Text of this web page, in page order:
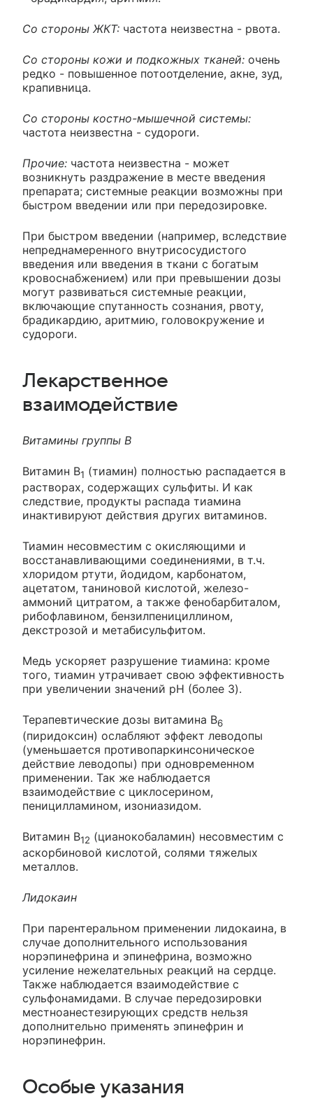
Со стороны ЖКТ: частота неизвестна - рвота.
Со стороны кожи и подкожных тканей: очень
редко - повышенное потоотделение, акне, зуд,
крапивница.
Со стороны костно-мышечной системы:
частота неизвестна - судороги.
Прочие: частота неизвестна - может
возникнуть раздражение в месте введения
препарата; системные реакции возможны при
быстром введении или при передозировке.
При быстром введении (например, вследствие
непреднамеренного внутрисосудистого
введения или введения в ткани с богатым
кровоснабжением) или при превышении дозы
могут развиваться системные реакции,
включающие спутанность сознания, рвоту,
брадикардию, аритмию, головокружение и
судороги.
Лекарственное
взаимодействие
Витамины группы В
Витамин В1 (тиамин) полностью распадается в
растворах, содержащих сульфиты. И как
следствие, продукты распада тиамина
инактивируют действия других витаминов.
Тиамин несовместим с окисляющими и
восстанавливающими соединениями, в т.ч.
хлоридом ртути, йодидом, карбонатом,
ацетатом, таниновой кислотой, железо-
аммоний цитратом, а также фенобарбиталом,
рибофлавином, бензилпенициллином,
декстрозой и метабисульфитом.
Медь ускоряет разрушение тиамина: кроме
того, тиамин утрачивает свою эффективность
при увеличении значений pH (более 3).
Терапевтические дозы витамина В6
(пиридоксин) ослабляют эффект леводопы
(уменьшается противопаркинсоническое
действие леводопы) при одновременном
применении. Так же наблюдается
взаимодействие с циклосерином,
пеницилламином, изониазидом.
Витамин В12 (цианокобаламин) несовместим с
аскорбиновой кислотой, солями тяжелых
металлов.
Лидокаин
При парентеральном применении лидокаина, в
случае дополнительного использования
норэпинефрина и эпинефрина, возможно
усиление нежелательных реакций на сердце.
Также наблюдается взаимодействие с
сульфонамидами. В случае передозировки
местноанестезирующих средств нельзя
дополнительно применять эпинефрин и
норэпинефрин.
Особые указания